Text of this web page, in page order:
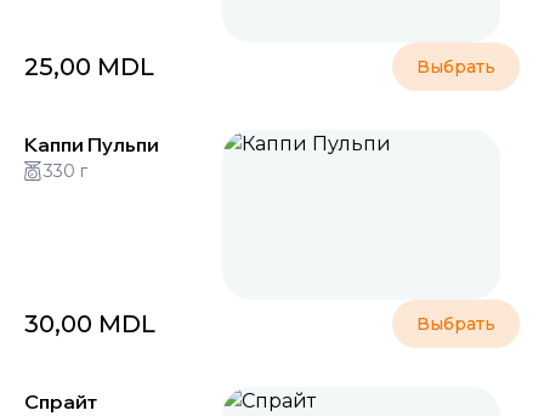
25,00 MDL Выбрать
Каппи Пульпи
330 г
30,00 MDL Выбрать
Спрайт